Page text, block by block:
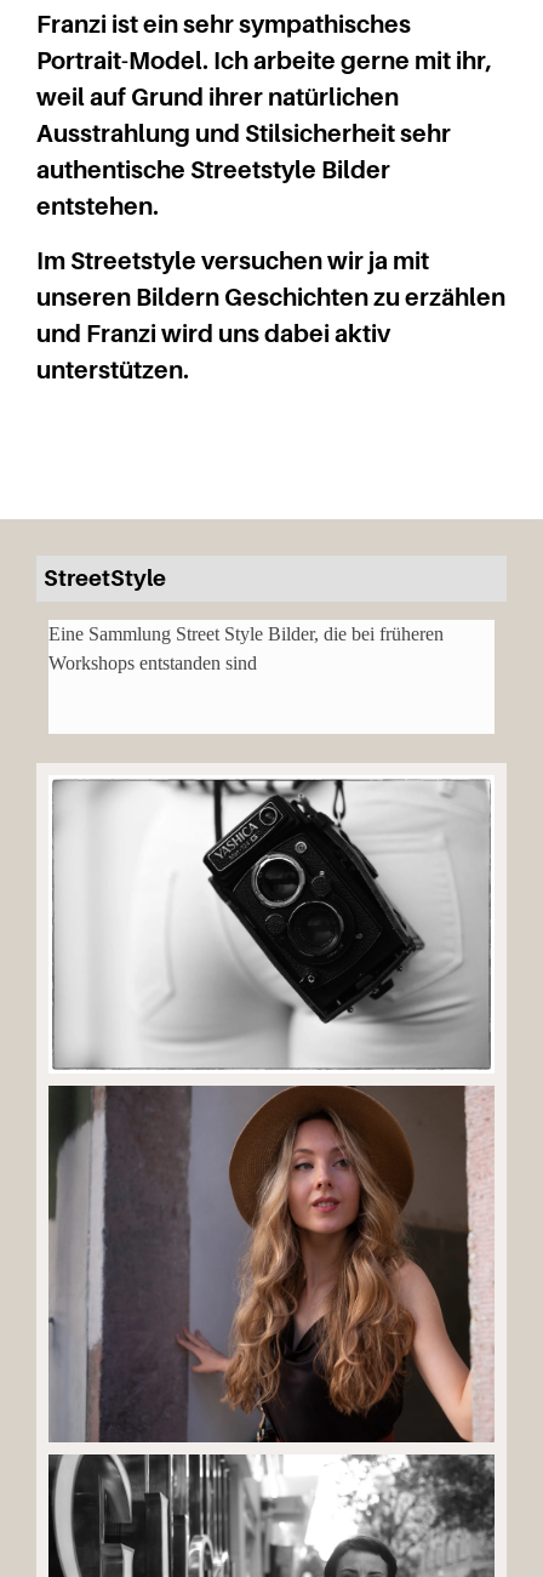
Franzi ist ein sehr sympathisches
Portrait-Model. Ich arbeite gerne mit ihr,
weil auf Grund ihrer natürlichen
Ausstrahlung und Stilsicherheit sehr
authentische Streetstyle Bilder
entstehen.
Im Streetstyle versuchen wir ja mit
unseren Bildern Geschichten zu erzählen
und Franzi wird uns dabei aktiv
unterstützen.
StreetStyle
Eine Sammlung Street Style Bilder, die bei früheren
Workshops entstanden sind